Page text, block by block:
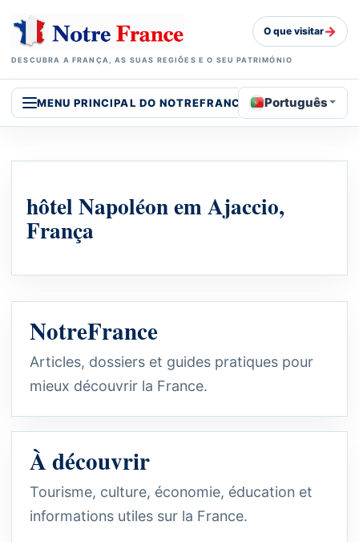
DESCUBRA A FRANÇA, AS SUAS REGIÕES E O SEU PATRIMÓNIO
O que visitar→
MENU PRINCIPAL DO NOTREFRANCE Português
hôtel Napoléon em Ajaccio,
França
NotreFrance
Articles, dossiers et guides pratiques pour
mieux découvrir la France.
À découvrir
Tourisme, culture, économie, éducation et
informations utiles sur la France.